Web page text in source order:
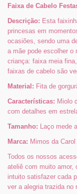
Faixa de Cabelo
Descrição: Esta
princesas em
ocasiões, sendo uma
a mãe pode escolher o
criança: faixa meia
faixas de cabelo são
Material: Fita de
Características: Miolo
com detalhes em
Tamanho: Laço mede
Marca: Mimos da
Todos os nossos
ateliê com muito amor,
intuito satisfazer cada
ver a alegria trazida no